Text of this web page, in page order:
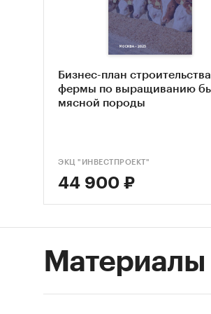
Бизнес-план строительства
фермы по выращиванию
мясной породы
ЭКЦ "ИНВЕСТПРОЕКТ"
44 900 ₽
Материалы